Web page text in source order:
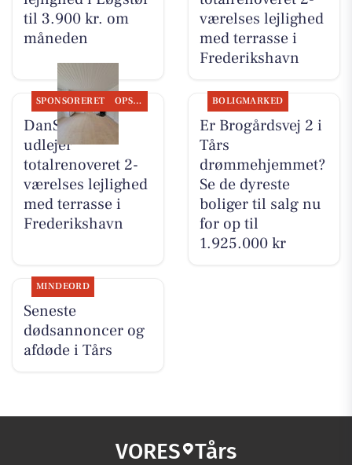
til 3.900 kr. om
måneden
værelses lejlighed
med terrasse i
Frederikshavn
SPONSORERET OPSLAGSTAVLEN
DanSeb ApS
udlejer
totalrenoveret 2-
værelses lejlighed
med terrasse i
Frederikshavn
BOLIGMARKED
Er Brogårdsvej 2 i
Tårs
drømmehjemmet?
Se de dyreste
boliger til salg nu
for op til
1.925.000 kr
MINDEORD
Seneste
dødsannoncer og
afdøde i Tårs
VORES Tårs